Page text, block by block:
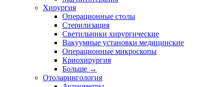
Хирургия
Операционные столы
Стерилизация
Светильники хирургические
Вакуумные установки медицинские
Операционные микроскопы
Криохирургия
Больше →
Отоларингология